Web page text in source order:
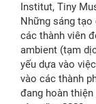
Institut, Tiny
Những sáng
các thành viên
ambient (tạm
yếu dựa vào
vào các thành
đang hoàn